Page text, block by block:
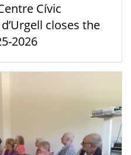
Cívic
d’Urgell closes the
2026